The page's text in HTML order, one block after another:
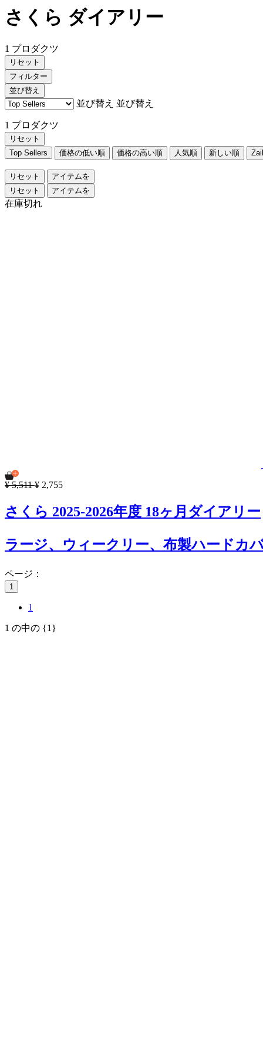
さくら ダイアリー
1 プロダクツ
リセット
フィルター
並び替え
並び替え 並び替え
1 プロダクツ
リセット
Top Sellers
価格の低い順 価格の高い順 人気順 新しい順
リセット
アイテムを
リセット
アイテムを
在庫切れ
¥ 5,511¥ 2,755
さくら 2025-2026年度 18ヶ月ダイアリー
ラージ、ウィークリー、布製ハードカ
ページ：
1
1
1 の中の {1}